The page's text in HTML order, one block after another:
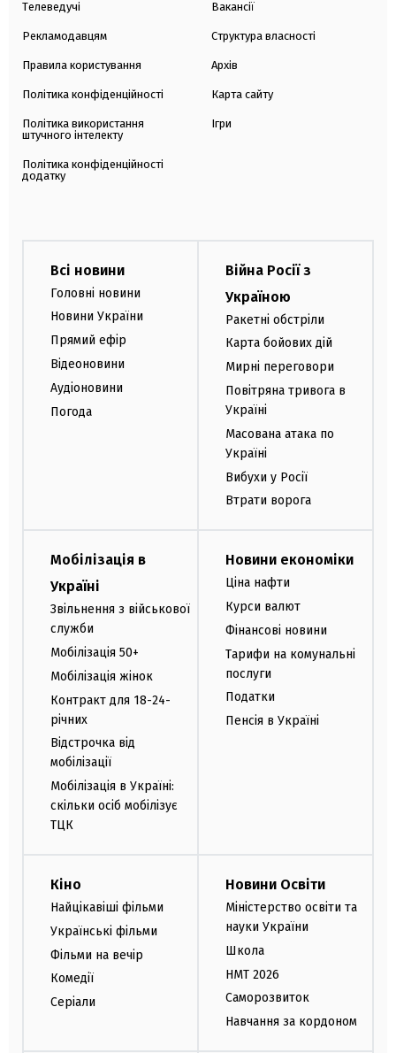
Телеведучі
Рекламодавцям
Правила користування
Політика конфіденційності
Політика використання
штучного інтелекту
Політика конфіденційності
додатку
Вакансії
Структура власності
Архів
Карта сайту
Ігри
Всі новини
Головні новини
Новини України
Прямий ефір
Відеоновини
Аудіоновини
Погода
Війна Росії з
Україною
Ракетні обстріли
Карта бойових дій
Мирні переговори
Повітряна тривога в
Україні
Масована атака по
Україні
Вибухи у Росії
Втрати ворога
Мобілізація в
Україні
Звільнення з військової
служби
Мобілізація 50+
Мобілізація жінок
Контракт для 18-24-
річних
Відстрочка від
мобілізації
Мобілізація в Україні:
скільки осіб мобілізує
ТЦК
Новини економіки
Ціна нафти
Курси валют
Фінансові новини
Тарифи на комунальні
послуги
Податки
Пенсія в Україні
Кіно
Найцікавіші фільми
Українські фільми
Фільми на вечір
Комедії
Серіали
Новини Освіти
Міністерство освіти та
науки України
Школа
НМТ 2026
Саморозвиток
Навчання за кордоном